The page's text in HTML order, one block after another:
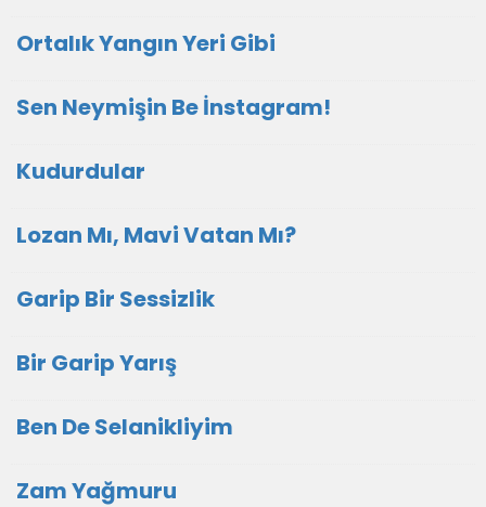
Ortalık Yangın Yeri Gibi
Sen Neymişin Be İnstagram!
Kudurdular
Lozan Mı, Mavi Vatan Mı?
Garip Bir Sessizlik
Bir Garip Yarış
Ben De Selanikliyim
Zam Yağmuru